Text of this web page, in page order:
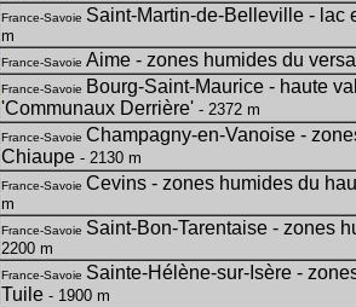
France-Savoie Saint-Martin-de-Belleville - lac
m
France-Savoie Aime - zones humides du
France-Savoie Bourg-Saint-Maurice - haute
'Communaux Derrière' - 2372 m
France-Savoie Champagny-en-Vanoise -
Chiaupe - 2130 m
France-Savoie Cevins - zones humides du
m
France-Savoie Saint-Bon-Tarentaise - zones
2200 m
France-Savoie Sainte-Hélène-sur-Isère -
Tuile - 1900 m